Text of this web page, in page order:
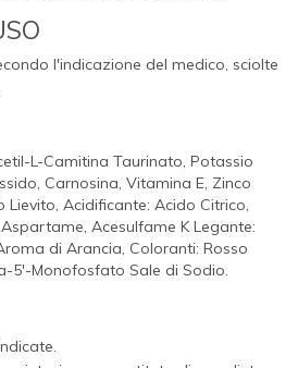
l'indicazione del medico, sciolte
L-Camitina Taurinato, Potassio
Carnosina, Vitamina E, Zinco
Acidificante: Acido Citrico,
Acesulfame K Legante:
di Arancia, Coloranti: Rosso
5'-Monofosfato Sale di Sodio.